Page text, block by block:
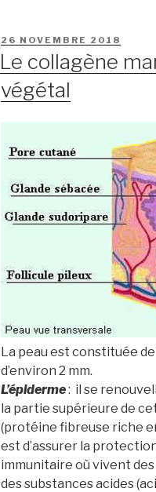
PUBLIÉ
26 NOVEMBRE 2018
Le collagène
végétal
La peau est constituée
d’environ 2 mm.
L’épiderme: il se
la partie supérieure de
(protéine fibreuse riche
est d’assurer la
immunitaire où vivent
des substances acides